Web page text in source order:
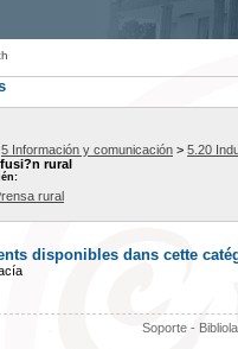
5 Información y comunicación > 5.20
rural
rural
disponibles dans cette
Soporte -